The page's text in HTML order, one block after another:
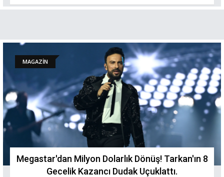
MAGAZİN
Megastar'dan Milyon Dolarlık Dönüş! Tarkan'ın 8
Gecelik Kazancı Dudak Uçuklattı.